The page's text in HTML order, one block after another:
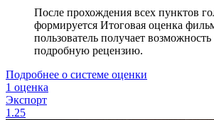
После прохождения всех пунктов
формируется Итоговая оценка
пользователь получает возможность
подробную рецензию.
Подробнее о системе оценки
1 оценка
Экспорт
1.25